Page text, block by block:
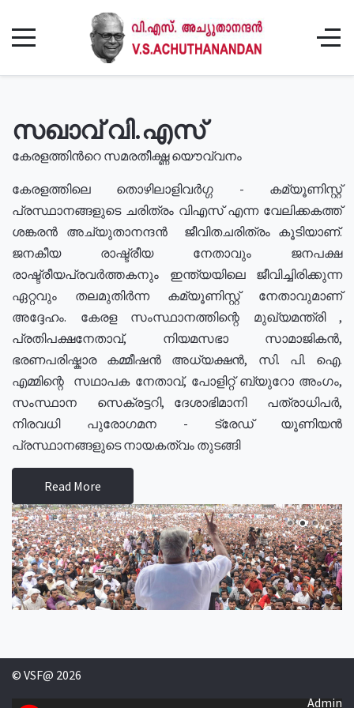
സഖാവ് വി.എസ്
കേരളത്തിൻറെ സമരതീക്ഷ്ണ യൌവ്വനം
കേരളത്തിലെ തൊഴിലാളിവർഗ്ഗ - കമ്യൂണിസ്റ്റ്
പ്രസ്ഥാനങ്ങളുടെ ചരിത്രം വിഎസ് എന്ന വേലിക്കകത്ത്
ശങ്കരൻ അച്യുതാനന്ദൻ ജീവിതചരിത്രം കൂടിയാണ്.
ജനകീയ രാഷ്ട്രീയ നേതാവും ജനപക്ഷ
രാഷ്ട്രീയപ്രവർത്തകനും ഇന്ത്യയിലെ ജീവിച്ചിരിക്കുന്ന
ഏറ്റവും തലമുതിർന്ന കമ്യൂണിസ്റ്റ് നേതാവുമാണ്
അദ്ദേഹം. കേരള സംസ്ഥാനത്തിന്റെ മുഖ്യമന്ത്രി ,
പ്രതിപക്ഷനേതാവ്, നിയമസഭാ സാമാജികൻ,
ഭരണപരിഷ്കാര കമ്മീഷൻ അധ്യക്ഷൻ, സി. പി. ഐ.
എമ്മിന്റെ സഥാപക നേതാവ്, പോളിറ്റ് ബ്യുറോ അംഗം,
സംസ്ഥാന സെക്രട്ടറി, ദേശാഭിമാനി പത്രാധിപർ,
നിരവധി പുരോഗമന - ട്രേഡ് യൂണിയൻ
പ്രസ്ഥാനങ്ങളുടെ നായകത്വം തുടങ്ങി
Read More
© VSF@ 2026
Admin